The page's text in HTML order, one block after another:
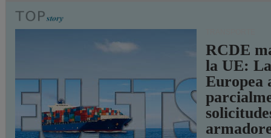
RCDE
la UE:
Europea